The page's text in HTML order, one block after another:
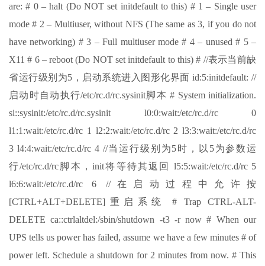
are: # 0 – halt (Do NOT set initdefault to this) # 1 – Single user
mode # 2 – Multiuser, without NFS (The same as 3, if you do not
have networking) # 3 – Full multiuser mode # 4 – unused # 5 –
X11 # 6 – reboot (Do NOT set initdefault to this) # //表示当前缺
省运行级别为5，启动系统进入图形化界面 id:5:initdefault: //
启动时自动执行/etc/rc.d/rc.sysinit脚本 # System initialization.
si::sysinit:/etc/rc.d/rc.sysinit l0:0:wait:/etc/rc.d/rc 0
l1:1:wait:/etc/rc.d/rc 1 l2:2:wait:/etc/rc.d/rc 2 l3:3:wait:/etc/rc.d/rc
3 l4:4:wait:/etc/rc.d/rc 4 //当运行级别为5时，以5为参数运
行/etc/rc.d/rc脚本，init将等待其返回 l5:5:wait:/etc/rc.d/rc 5
l6:6:wait:/etc/rc.d/rc 6 //在启动过程中允许按
[CTRL+ALT+DELETE]重启系统 # Trap CTRL-ALT-
DELETE ca::ctrlaltdel:/sbin/shutdown -t3 -r now # When our
UPS tells us power has failed, assume we have a few minutes # of
power left. Schedule a shutdown for 2 minutes from now. # This